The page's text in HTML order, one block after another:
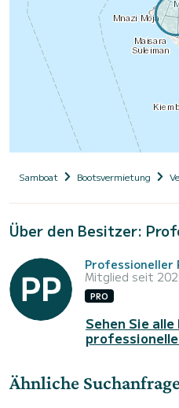
Samboat Bootsvermietung
Über den Besitzer:
Professioneller
Mitglied seit
PRO
Sehen Sie
Ähnliche